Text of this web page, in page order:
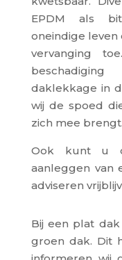
EPDM als
oneindige leven
vervanging
daklekkage in
wij de spoed
zich mee brengt.
Ook kunt u
aanleggen van
adviseren
Bij een plat
groen dak. Dit